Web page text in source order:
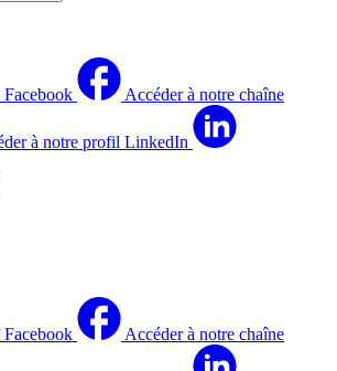
Facebook Accéder à notre chaîne
à notre profil LinkedIn
Facebook Accéder à notre chaîne